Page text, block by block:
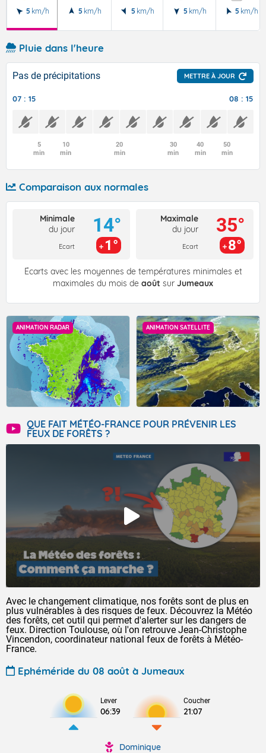
5 km/h 5 km/h 5 km/h 5 km/h 5 km/h
Pluie dans l'heure
Pas de précipitations METTRE À JOUR
07 : 15 08 : 15
5
min
10
min
20
min
30
min
40
min
50
min
Comparaison aux normales
Minimale
du jour
Ecart
14°
1°
Maximale
du jour
Ecart
35°
8°
Écarts avec les moyennes de températures minimales et
maximales du mois de août sur Jumeaux
ANIMATION RADAR ANIMATION SATELLITE
QUE FAIT MÉTÉO-FRANCE POUR PRÉVENIR LES
FEUX DE FORÊTS ?
Avec le changement climatique, nos forêts sont de plus en
plus vulnérables à des risques de feux. Découvrez la Météo
des forêts, cet outil qui permet d'alerter sur les dangers de
feux. Direction Toulouse, où l'on retrouve Jean-Christophe
Vincendon, coordinateur national feux de forêts à Météo-
France.
Ephéméride du 08 août à Jumeaux
Lever
06:39
Coucher
21:07
Dominique